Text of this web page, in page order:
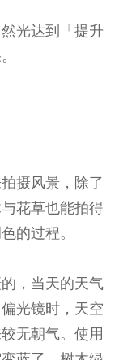
光达到「提升
摄风景，除了
花草也能拍得
的过程。
，当天的天气
光镜时，天空
无朝气。使用